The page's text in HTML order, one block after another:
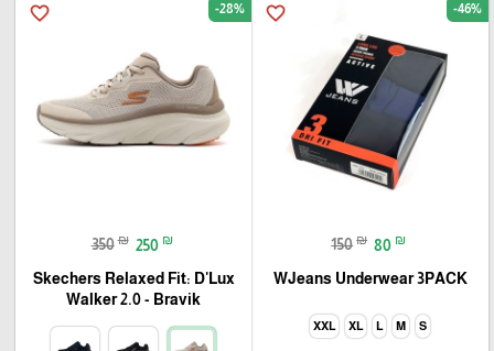
favorite_border -46%
150 ₪ 80 ₪
WJeans Underwear 3PACK
S
M
L
XL
XXL
favorite_border -28%
350 ₪ 250 ₪
Skechers Relaxed Fit: D'Lux
Walker 2.0 - Bravik